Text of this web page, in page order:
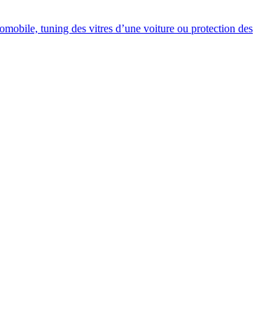
tuning des vitres d’une voiture ou protection des